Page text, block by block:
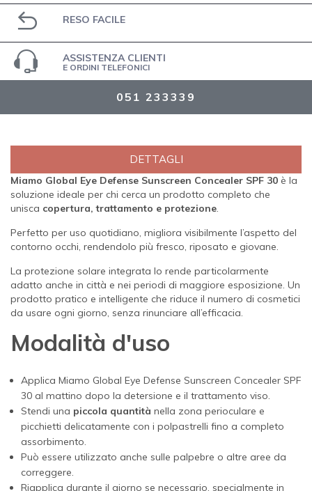
RESO FACILE
ASSISTENZA CLIENTI
E ORDINI TELEFONICI
051 233339
DETTAGLI
Miamo Global Eye Defense Sunscreen Concealer SPF 30 è la
soluzione ideale per chi cerca un prodotto completo che
unisca copertura, trattamento e protezione.
Perfetto per uso quotidiano, migliora visibilmente l’aspetto del
contorno occhi, rendendolo più fresco, riposato e giovane.
La protezione solare integrata lo rende particolarmente
adatto anche in città e nei periodi di maggiore esposizione. Un
prodotto pratico e intelligente che riduce il numero di cosmetici
da usare ogni giorno, senza rinunciare all’efficacia.
Modalità d'uso
Applica Miamo Global Eye Defense Sunscreen Concealer SPF
30 al mattino dopo la detersione e il trattamento viso.
Stendi una piccola quantità nella zona perioculare e
picchietti delicatamente con i polpastrelli fino a completo
assorbimento.
Può essere utilizzato anche sulle palpebre o altre aree da
correggere.
Riapplica durante il giorno se necessario, specialmente in